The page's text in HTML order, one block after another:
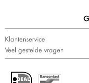
Klantenservice
Veel gestelde vragen